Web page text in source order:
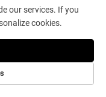
по
на
на
our services. If you
cookies.